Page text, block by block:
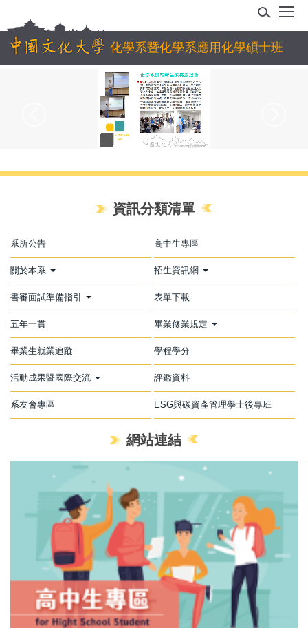
到
主
化學系暨化學系應用化學碩士班
資訊分類清單
系所公告 高中生專區
關於本系 招生資訊網
書審面試準備指引 表單下載
五年一貫 畢業修業規定
畢業生就業追蹤 學程學分
活動成果暨國際交流 評鑑資料
系友會專區 ESG與碳資產管理學士後專班
網站連結